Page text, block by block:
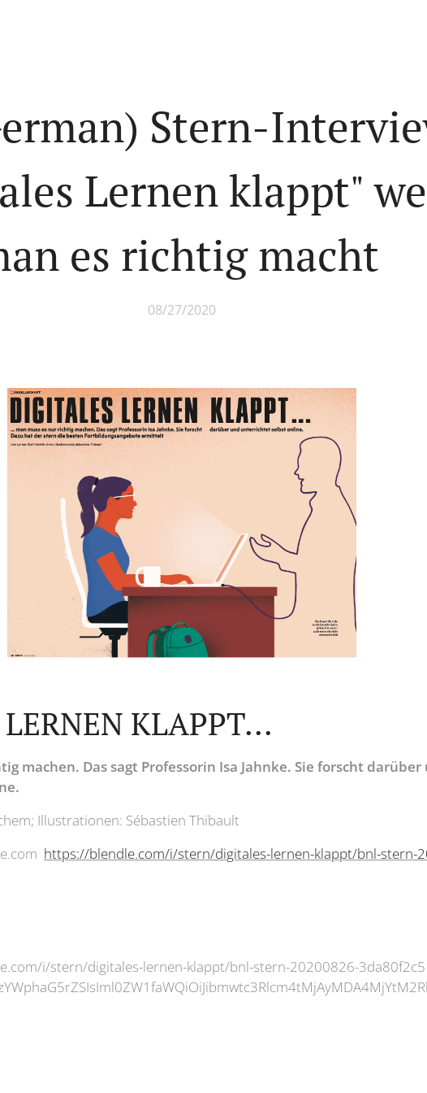
Stern-
Lernen klappt"
es richtig macht
08/27/2020
KLAPPT...
machen. Das sagt Professorin Isa Jahnke. Sie forscht darüber
Illustrationen: Sébastien Thibault
https://blendle.com/i/stern/digitales-lernen-klappt/bnl-stern-
i/stern/digitales-lernen-klappt/bnl-stern-20200826-